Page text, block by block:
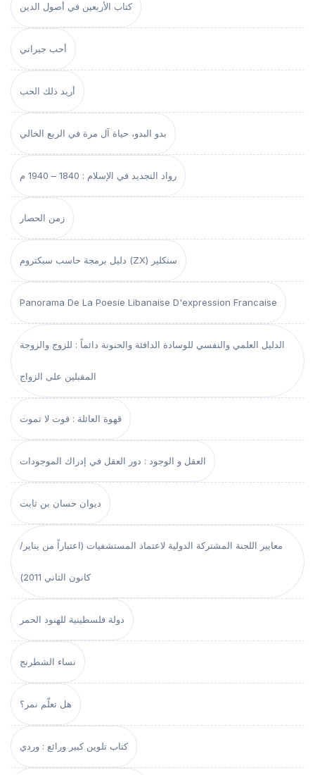
كتاب الأربعين في أصول الدين
أحب جيراني
أريد ذلك الحب
بدو البدو، حياة آل مرة في الربع الخالي
رواد التجديد في الإسلام : 1840 – 1940 م
زمن الحصار
دليل برمجة حاسب سبكتروم (ZX) سنكلير
Panorama De La Poesie Libanaise D'expression Francaise
الدليل العلمي والنفسي للوسادة الدافئة والحنونة دائماً : للزوج والزوجة
المقبلين على الزواج
قهوة العائلة : قوت لا تموت
العقل و الوجود : دور العقل في إدراك الموجودات
ديوان حسان بن ثابت
معايير اللجنة المشتركة الدولية لاعتماد المستشفيات (اعتباراً من يناير/
كانون الثاني 2011)
دولة فلسطينية للهنود الحمر
نساء الشطرنج
هل تعلّم نمر؟
كتاب تلوين كبير ورائع : وردي